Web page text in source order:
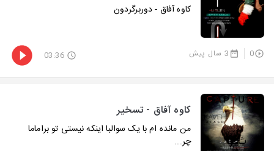
کاوه آفاق - دوربرگردون
0 3 سال پیش 03:36
کاوه آفاق - تسخیر
من مانده ام با یک سوالبا اینکه نیستی تو براماما
چر...